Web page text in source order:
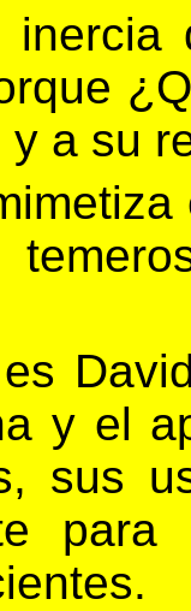
a su
y el
sus